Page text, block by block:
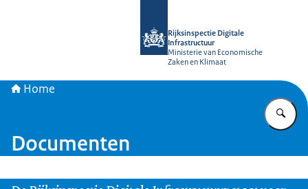
Rijksinspectie Digitale
Infrastructuur
Ministerie van Economische
Zaken en Klimaat
Home
Documenten